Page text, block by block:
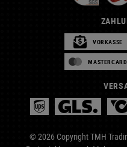
VORKASSE
MASTERCARD
© 2026 Copyright TMH